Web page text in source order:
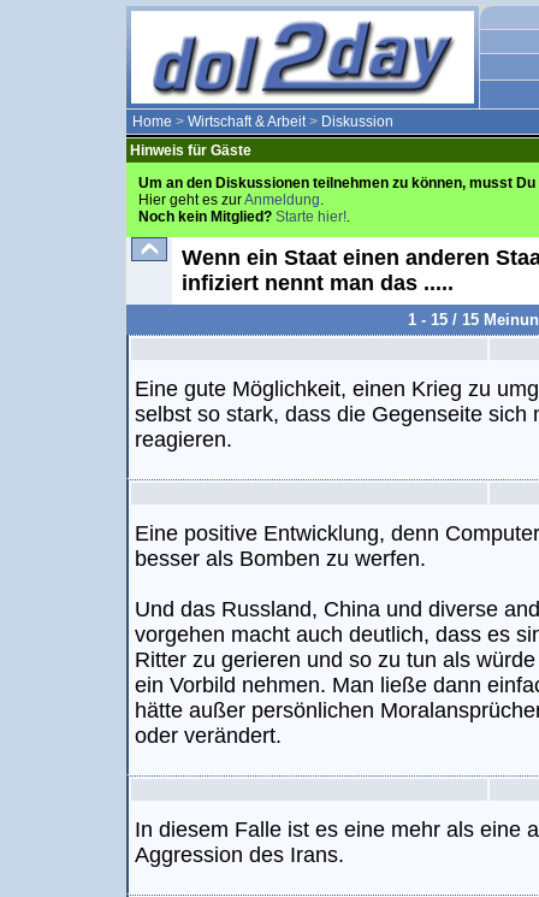
Home > Wirtschaft & Arbeit> Diskussion
Hinweis für Gäste
Um an den Diskussionen teilnehmen zu können, musst
Hier geht es zurAnmeldung.
Noch kein Mitglied? Starte hier!.
Wenn ein Staat einen anderen
infiziert nennt man das .....
1 - 15 / 15
Eine gute Möglichkeit, einen Krieg zu
selbst so stark, dass die Gegenseite sich
reagieren.
Eine positive Entwicklung, denn
besser als Bomben zu werfen.
Und das Russland, China und diverse
vorgehen macht auch deutlich, dass es
Ritter zu gerieren und so zu tun als
ein Vorbild nehmen. Man ließe dann
hätte außer persönlichen
oder verändert.
In diesem Falle ist es eine mehr als eine
Aggression des Irans.